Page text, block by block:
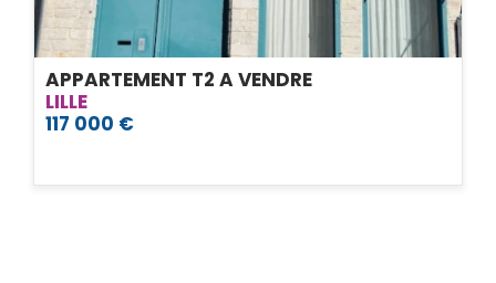
APPARTEMENT T2 A VENDRE
LILLE
117 000 €